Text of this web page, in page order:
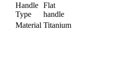
Handle
Type
Flat
handle
Material Titanium